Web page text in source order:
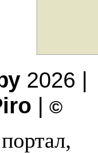
2026 |
| ©